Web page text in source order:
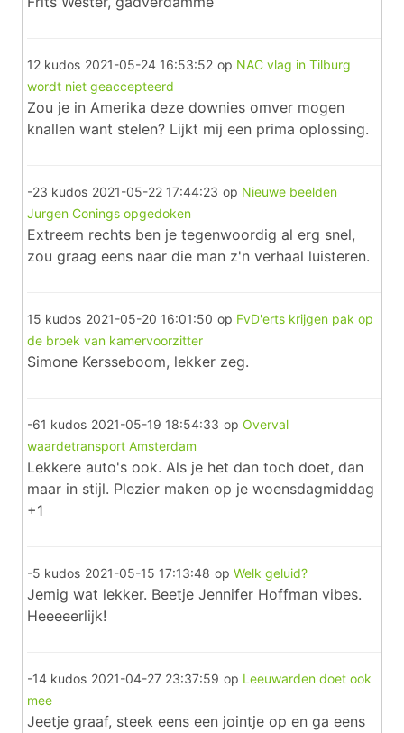
12 kudos 2021-05-24 16:53:52 op NAC vlag in Tilburg
wordt niet geaccepteerd
Zou je in Amerika deze downies omver mogen
knallen want stelen? Lijkt mij een prima oplossing.
-23 kudos 2021-05-22 17:44:23 op Nieuwe beelden
Jurgen Conings opgedoken
Extreem rechts ben je tegenwoordig al erg snel,
zou graag eens naar die man z'n verhaal luisteren.
15 kudos 2021-05-20 16:01:50 op FvD'erts krijgen pak op
de broek van kamervoorzitter
Simone Kersseboom, lekker zeg.
-61 kudos 2021-05-19 18:54:33 op Overval
waardetransport Amsterdam
Lekkere auto's ook. Als je het dan toch doet, dan
maar in stijl. Plezier maken op je woensdagmiddag
+1
-5 kudos 2021-05-15 17:13:48 op Welk geluid?
Jemig wat lekker. Beetje Jennifer Hoffman vibes.
Heeeeerlijk!
-14 kudos 2021-04-27 23:37:59 op Leeuwarden doet ook
mee
Jeetje graaf, steek eens een jointje op en ga eens